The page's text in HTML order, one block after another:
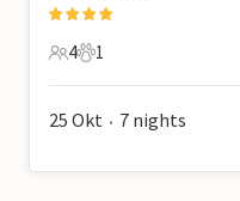
4 Gäste
4
1 Haustier
1
25 Okt • 7 nights